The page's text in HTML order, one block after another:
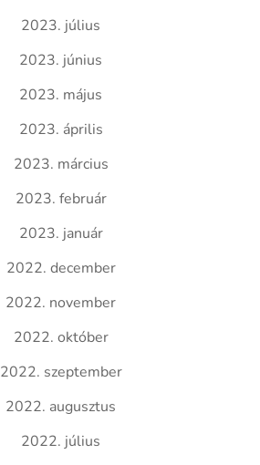
2023. július
2023. június
2023. május
2023. április
2023. március
2023. február
2023. január
2022. december
2022. november
2022. október
2022. szeptember
2022. augusztus
2022. július